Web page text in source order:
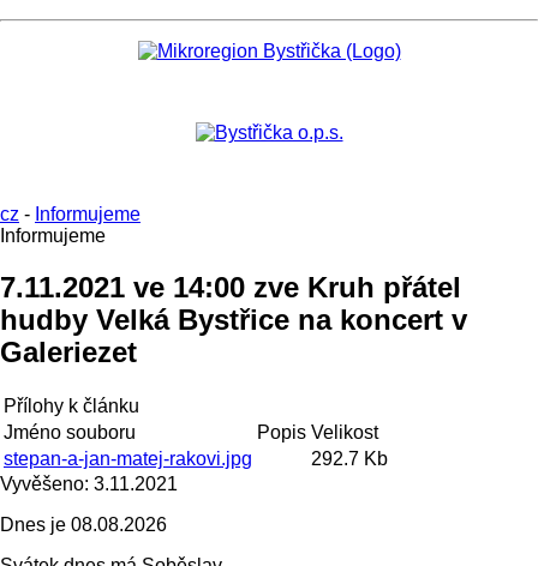
cz - Informujeme
Informujeme
7.11.2021 ve 14:00 zve Kruh přátel
hudby Velká Bystřice na koncert v
Galeriezet
Přílohy k článku
Jméno souboru
Popis Velikost
stepan-a-jan-matej-rakovi.jpg
292.7 Kb
Vyvěšeno: 3.11.2021
Dnes je 08.08.2026